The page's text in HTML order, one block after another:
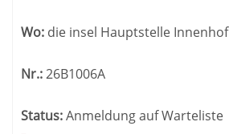
Wo: die insel Hauptstelle Innenhof
Nr.:26B1006A
Status:Anmeldung auf Warteliste